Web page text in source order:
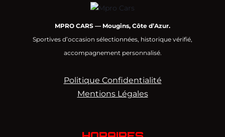
MPRO CARS — Mougins, Côte d’Azur.
Sportives d’occasion sélectionnées, historique vérifié,
accompagnement personnalisé.
Politique Confidentialité
Mentions Légales